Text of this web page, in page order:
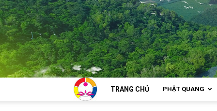
TRANG CHỦ PHẬT QUANG